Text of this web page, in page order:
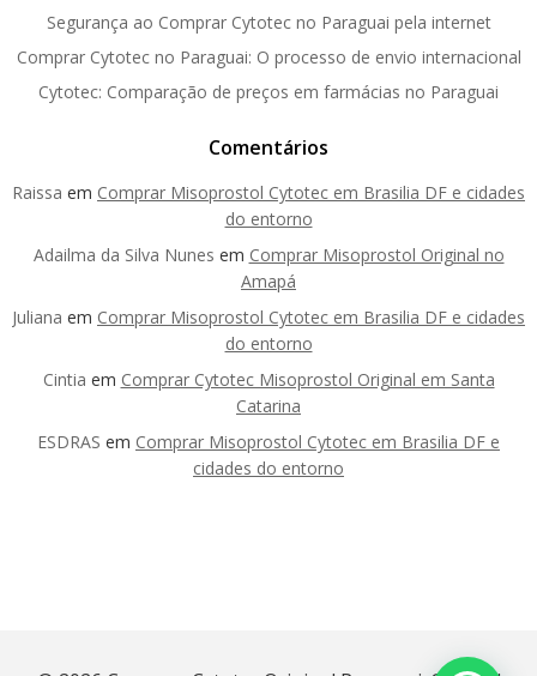
Segurança ao Comprar Cytotec no Paraguai pela internet
Comprar Cytotec no Paraguai: O processo de envio internacional
Cytotec: Comparação de preços em farmácias no Paraguai
Comentários
Raissa em Comprar Misoprostol Cytotec em Brasilia DF e cidades
do entorno
Adailma da Silva Nunes em Comprar Misoprostol Original no
Amapá
Juliana em Comprar Misoprostol Cytotec em Brasilia DF e cidades
do entorno
Cintia em Comprar Cytotec Misoprostol Original em Santa
Catarina
ESDRAS em Comprar Misoprostol Cytotec em Brasilia DF e
cidades do entorno